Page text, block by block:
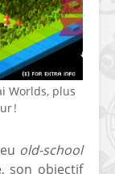
Worlds, plus
!
old-school
son objectif